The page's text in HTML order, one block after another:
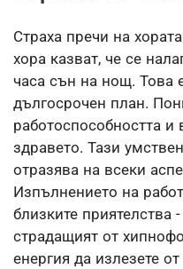
Страха пречи на
хора казват, че се
часа сън на нощ. Това
дългосрочен план.
работоспособността и
здравето. Тази
отразява на всеки
Изпълнението на
близките приятелства
страдащият от
енергия да излезете